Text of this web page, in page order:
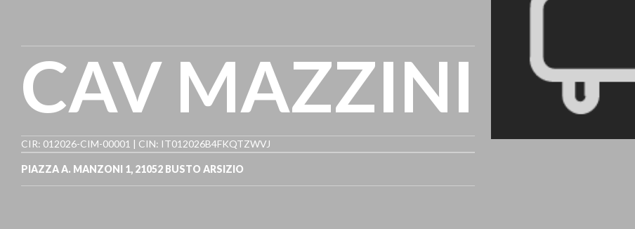
CAV MAZZINI
CIR: 012026-CIM-00001 | CIN: IT012026B4FKQTZWVJ
PIAZZA A. MANZONI 1, 21052 BUSTO ARSIZIO